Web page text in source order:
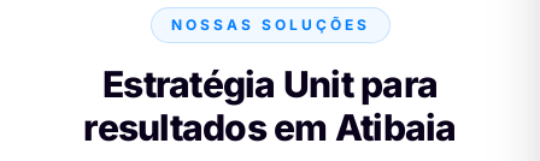
NOSSAS SOLUÇÕES
Estratégia Unit para
resultados em Atibaia